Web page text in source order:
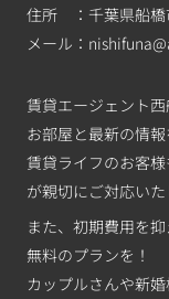
住所 ：千葉県船橋
メール：
賃貸エージェント
お部屋と最新の情
賃貸ライフのお客
が親切にご対応いた
また、初期費用を
無料のプランを！
カップルさんや新